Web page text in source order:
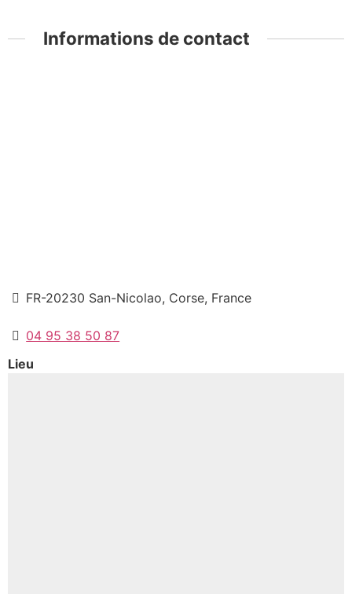
Informations de contact
FR-20230 San-Nicolao, Corse, France
04 95 38 50 87
Lieu